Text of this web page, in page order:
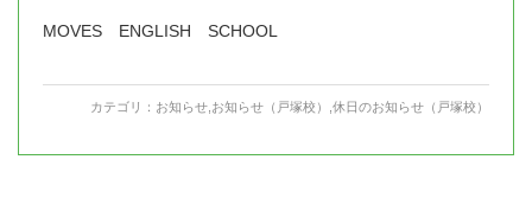
MOVES ENGLISH SCHOOL
カテゴリ： お知らせ お知らせ（戸塚校） 休日のお知らせ（戸塚校）